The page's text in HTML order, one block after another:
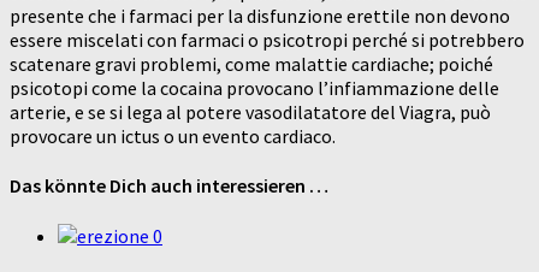
presente che i farmaci per la disfunzione erettile non devono
essere miscelati con farmaci o psicotropi perché si potrebbero
scatenare gravi problemi, come malattie cardiache; poiché
psicotopi come la cocaina provocano l’infiammazione delle
arterie, e se si lega al potere vasodilatatore del Viagra, può
provocare un ictus o un evento cardiaco.
Das könnte Dich auch interessieren …
0